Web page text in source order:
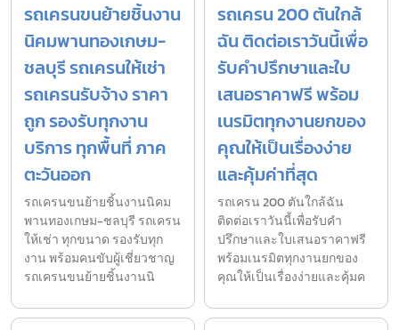
รถเครนขนย้ายชิ้นงาน
นิคมพานทองเกษม-
ชลบุรี รถเครนให้เช่า
รถเครนรับจ้าง ราคา
ถูก รองรับทุกงาน
บริการ ทุกพื้นที่ ภาค
ตะวันออก
รถเครนขนย้ายชิ้นงานนิคม
พานทองเกษม-ชลบุรี รถเครน
ให้เช่า ทุกขนาด รองรับทุก
งาน พร้อมคนขับผู้เชี่ยวชาญ
รถเครนขนย้ายชิ้นงานนิ
รถเครน 200 ตันใกล้
ฉัน ติดต่อเราวันนี้เพื่อ
รับคำปรึกษาและใบ
เสนอราคาฟรี พร้อม
เนรมิตทุกงานยกของ
คุณให้เป็นเรื่องง่าย
และคุ้มค่าที่สุด
รถเครน 200 ตันใกล้ฉัน
ติดต่อเราวันนี้เพื่อรับคำ
ปรึกษาและใบเสนอราคาฟรี
พร้อมเนรมิตทุกงานยกของ
คุณให้เป็นเรื่องง่ายและคุ้มค